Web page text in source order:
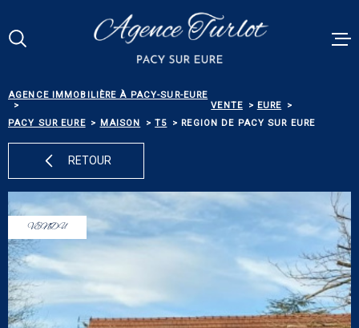
menu
contenu
VENTES
BIENS
ALERTE
NOS
AGENCE IMMOBILIÈRE À PACY-SUR-EURE
VENTE
EURE
PACY SUR EURE
MAISON T5 REGION DE PACY SUR EURE
RETOUR
VENDU
Votre
RECHERCHE
TYPE
DE
BIEN
TYPE DE BIEN
BUDGET